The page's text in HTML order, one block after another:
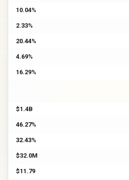
10.04%
2.33%
20.44%
4.69%
16.29%
$1.4B
46.27%
32.43%
$32.0M
$11.79